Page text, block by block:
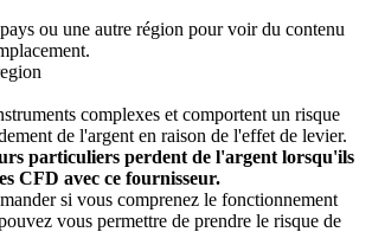
ou une autre région pour voir du contenu
complexes et comportent un risque
de l'argent en raison de l'effet de levier.
particuliers perdent de l'argent lorsqu'ils
CFD avec ce fournisseur.
si vous comprenez le fonctionnement
vous permettre de prendre le risque de